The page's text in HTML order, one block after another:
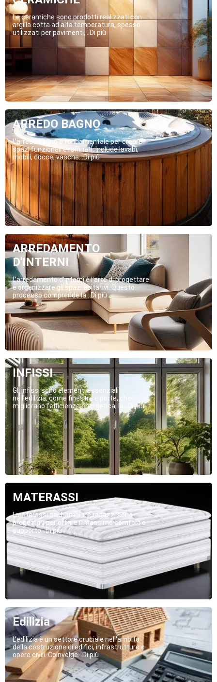
Le ceramiche sono prodotti realizzati con
argilla cotta ad alta temperatura, spesso
utilizzati per pavimenti,...Di più
ARREDO BAGNO
L’arredo bagno è fondamentale per creare
spazi funzionali e raffinati. Include lavabi,
mobili, docce, vasche...Di più
ARREDAMENTO
D'INTERNI
L’arredamento d’interni è l’arte di progettare
e organizzare gli spazi abitativi. Questo
processo comprende la...Di più
INFISSI
Gli infissi sono elementi essenziali
nell’edilizia, come finestre e porte, che
migliorano l’efficienza energetica, la...Di più
MATERASSI
I materassi per bambini e ragazzi sono
progettati per offrire il massimo comfort e
supporto...Di più
Edilizia
L'edilizia è un settore cruciale nell'ambito
della costruzione di edifici, infrastrutture e
opere civili. Coinvolge...Di più